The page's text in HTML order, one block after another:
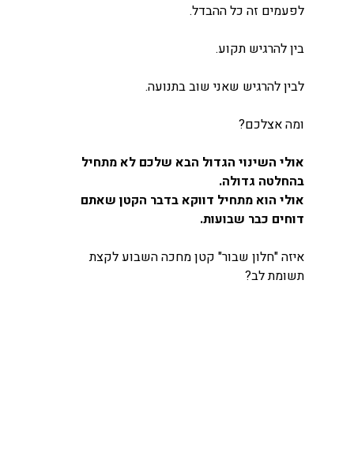
לפעמים זה כל ההבדל.
בין להרגיש תקוע.
לבין להרגיש שאני שוב בתנועה.
ומה אצלכם?
אולי השינוי הגדול הבא שלכם לא מתחיל
בהחלטה גדולה.
אולי הוא מתחיל דווקא בדבר הקטן שאתם
דוחים כבר שבועות.
איזה "חלון שבור" קטן מחכה השבוע לקצת
תשומת לב?